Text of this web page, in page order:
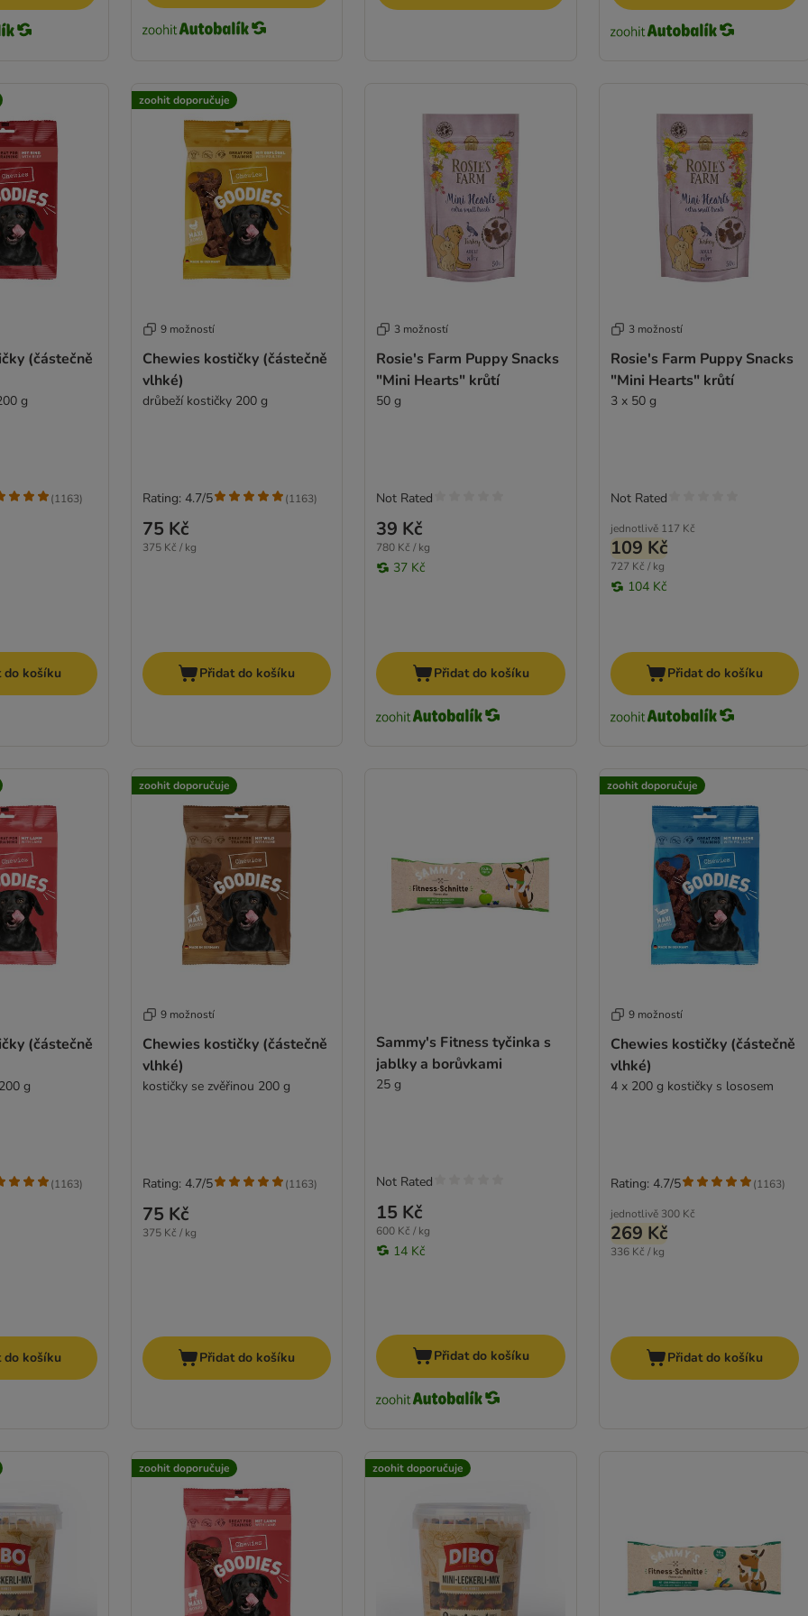
(částečně
g
(1163)
do košíku
zoohit doporučuje
9 možností
Chewies kostičky (částečně
vlhké)
drůbeží kostičky 200 g
75 Kč
375 Kč / kg
Rating: 4.7/5 (1163)
Přidat do košíku
3 možností
Rosie's Farm Puppy Snacks
"Mini Hearts" krůtí
50 g
39 Kč
780 Kč / kg
37 Kč
Not Rated
Přidat do košíku
3 možností
Rosie's Farm Puppy Snacks
"Mini Hearts" krůtí
3 x 50 g
jednotlivě 117 Kč
109 Kč
727 Kč / kg
104 Kč
Not Rated
Přidat do košíku
(částečně
g
(1163)
do košíku
zoohit doporučuje
9 možností
Chewies kostičky (částečně
vlhké)
kostičky se zvěřinou 200 g
75 Kč
375 Kč / kg
Rating: 4.7/5 (1163)
Přidat do košíku
Sammy's Fitness tyčinka s
jablky a borůvkami
25 g
15 Kč
600 Kč / kg
14 Kč
Not Rated
Přidat do košíku
zoohit doporučuje
9 možností
Chewies kostičky (částečně
vlhké)
4 x 200 g kostičky s lososem
jednotlivě 300 Kč
269 Kč
336 Kč / kg
Rating: 4.7/5 (1163)
Přidat do košíku
zoohit doporučuje zoohit doporučuje